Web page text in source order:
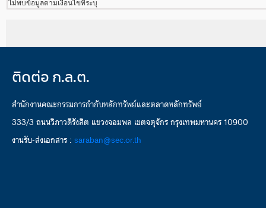
ไม่พบข้อมูลตามเงื่อนไขที่ระบุ
ติดต่อ ก.ล.ต.
สำนักงานคณะกรรมการกำกับหลักทรัพย์และตลาดหลักทรัพย์
333/3 ถนนวิภาวดีรังสิต แขวงจอมพล เขตจตุจักร กรุงเทพมหานคร 10900
งานรับ-ส่งเอกสาร : saraban@sec.or.th